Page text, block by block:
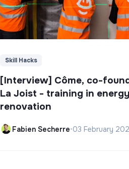
Skill Hacks
[Interview] Côme, co-
La Joist - training in energy
renovation
Fabien Secherre•03 February